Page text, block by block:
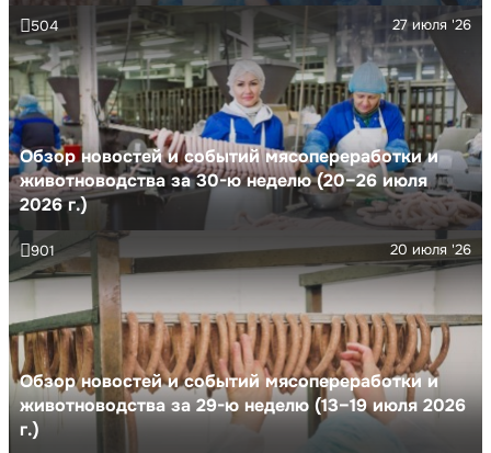
Обзор новостей и событий мясопереработки и
животноводства за 30-ю неделю (20–26 июля
2026 г.)
27 июля '26
504
Обзор новостей и событий мясопереработки и
животноводства за 29-ю неделю (13–19 июля 2026
г.)
20 июля '26
901